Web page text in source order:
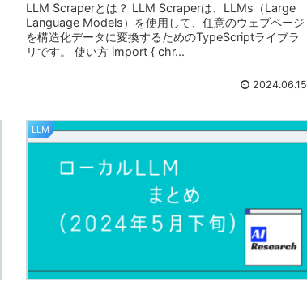
LLM Scraperとは？ LLM Scraperは、LLMs（Large
Language Models）を使用して、任意のウェブページ
を構造化データに変換するためのTypeScriptライブラ
リです。 使い方 import { chr...
2024.06.15
LLM